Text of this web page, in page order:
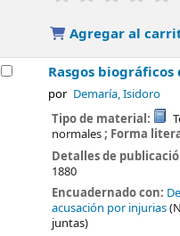
Agregar al
Rasgos biográficos
por Demaría, Isidoro
Tipo de material:
normales; Forma
Detalles de
1880
Encuadernado con:
acusación por injurias
juntas)